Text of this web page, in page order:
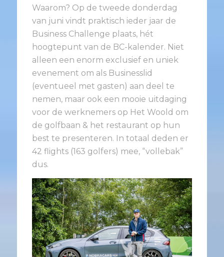
Waarom? Op de tweede donderdag
van juni vindt praktisch ieder jaar de
Business Challenge plaats, hét
hoogtepunt van de BC-kalender. Niet
alleen een enorm exclusief en uniek
evenement om als Businesslid
(eventueel met gasten) aan deel te
nemen, maar ook een mooie uitdaging
voor de werknemers op Het Woold om
de golfbaan & het restaurant op hun
best te presenteren. In totaal deden er
42 flights (163 golfers) mee, “vollebak”
dus.